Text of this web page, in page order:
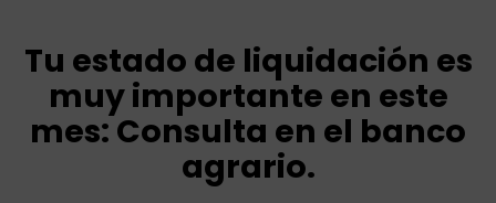
Tu estado de liquidación es
muy importante en este
mes: Consulta en el banco
agrario.